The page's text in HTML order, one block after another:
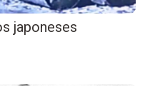
japoneses